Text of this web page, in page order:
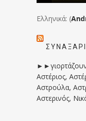
Ελληνικά: (
ΣΥΝΑΞΆΡΙ
Αστέριος,
Αστρούλα,
Αστερινός,